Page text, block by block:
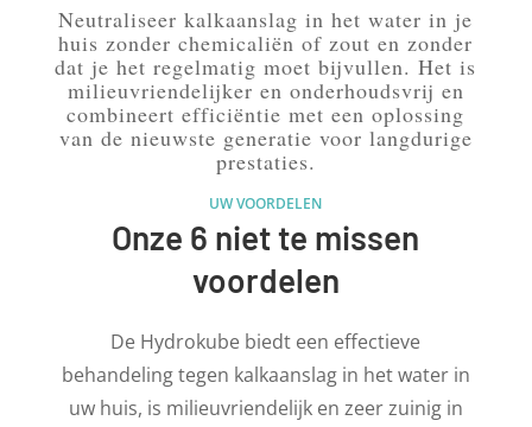
Neutraliseer kalkaanslag in het water in je
huis zonder chemicaliën of zout en zonder
dat je het regelmatig moet bijvullen. Het is
milieuvriendelijker en onderhoudsvrij en
combineert efficiëntie met een oplossing
van de nieuwste generatie voor langdurige
prestaties.
UW VOORDELEN
Onze 6 niet te missen
voordelen
De Hydrokube biedt een effectieve
behandeling tegen kalkaanslag in het water in
uw huis, is milieuvriendelijk en zeer zuinig in